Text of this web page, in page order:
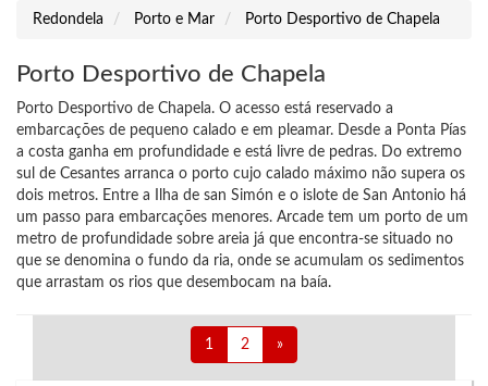
Redondela Porto e Mar Porto Desportivo de Chapela
Porto Desportivo de Chapela
Porto Desportivo de Chapela. O acesso está reservado a
embarcações de pequeno calado e em pleamar. Desde a Ponta Pías
a costa ganha em profundidade e está livre de pedras. Do extremo
sul de Cesantes arranca o porto cujo calado máximo não supera os
dois metros. Entre a Ilha de san Simón e o islote de San Antonio há
um passo para embarcações menores. Arcade tem um porto de um
metro de profundidade sobre areia já que encontra-se situado no
que se denomina o fundo da ria, onde se acumulam os sedimentos
que arrastam os rios que desembocam na baía.
1 2 »